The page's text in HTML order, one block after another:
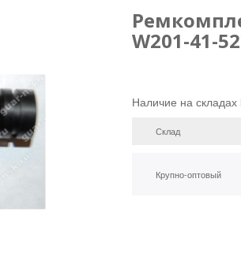
W201-41-
Наличие на складах
Склад
Крупно-оптовый